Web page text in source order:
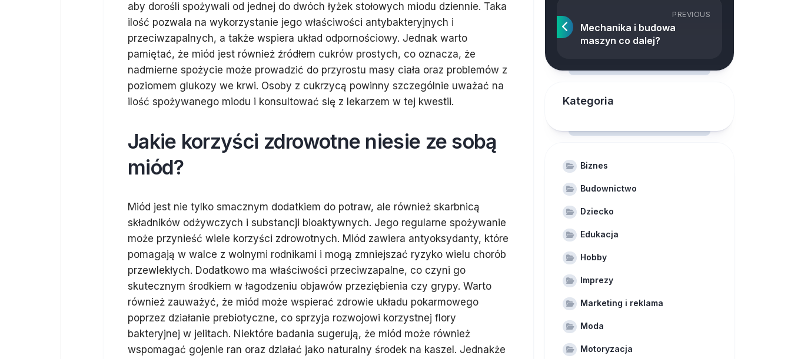
aby dorośli spożywali od jednej do dwóch łyżek stołowych miodu dziennie. Taka
ilość pozwala na wykorzystanie jego właściwości antybakteryjnych i
przeciwzapalnych, a także wspiera układ odpornościowy. Jednak warto
pamiętać, że miód jest również źródłem cukrów prostych, co oznacza, że
nadmierne spożycie może prowadzić do przyrostu masy ciała oraz problemów z
poziomem glukozy we krwi. Osoby z cukrzycą powinny szczególnie uważać na
ilość spożywanego miodu i konsultować się z lekarzem w tej kwestii.
Jakie korzyści zdrowotne niesie ze sobą
miód?
Miód jest nie tylko smacznym dodatkiem do potraw, ale również skarbnicą
składników odżywczych i substancji bioaktywnych. Jego regularne spożywanie
może przynieść wiele korzyści zdrowotnych. Miód zawiera antyoksydanty, które
pomagają w walce z wolnymi rodnikami i mogą zmniejszać ryzyko wielu chorób
przewlekłych. Dodatkowo ma właściwości przeciwzapalne, co czyni go
skutecznym środkiem w łagodzeniu objawów przeziębienia czy grypy. Warto
również zauważyć, że miód może wspierać zdrowie układu pokarmowego
poprzez działanie prebiotyczne, co sprzyja rozwojowi korzystnej flory
bakteryjnej w jelitach. Niektóre badania sugerują, że miód może również
wspomagać gojenie ran oraz działać jako naturalny środek na kaszel. Jednakże
PREVIOUS
Mechanika i budowa
maszyn co dalej?
Kategoria
Biznes
Budownictwo
Dziecko
Edukacja
Hobby
Imprezy
Marketing i reklama
Moda
Motoryzacja